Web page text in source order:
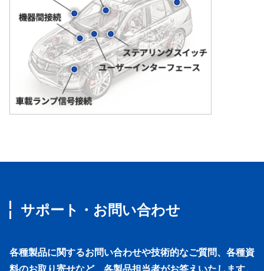
サポート・お問い合わせ
各種製品に関するお問い合わせや技術的なご質問、各種資
料のお取り寄せなど、各製品担当者がお答えいたします。